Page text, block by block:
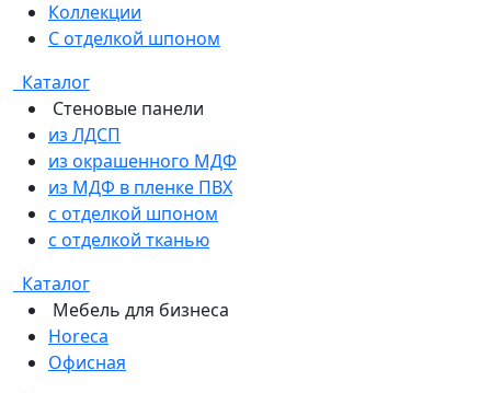
Коллекции
С отделкой шпоном
Каталог
Стеновые панели
из ЛДСП
из окрашенного МДФ
из МДФ в пленке ПВХ
с отделкой шпоном
с отделкой тканью
Каталог
Мебель для бизнеса
Horeca
Офисная